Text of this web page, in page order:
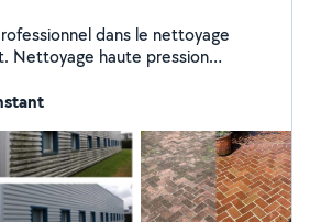
dans le nettoyage
Nettoyage haute pression
Nettoyage portail